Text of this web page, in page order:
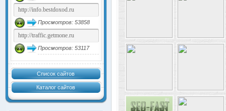
Просмотров: 53858
Просмотров: 53117
Список сайтов
Каталог сайтов